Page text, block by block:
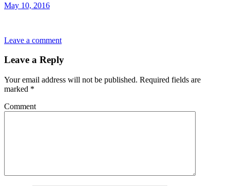
May 10, 2016
Leave a comment
Leave a Reply
Your email address will not be published. Required fields are
marked *
Comment